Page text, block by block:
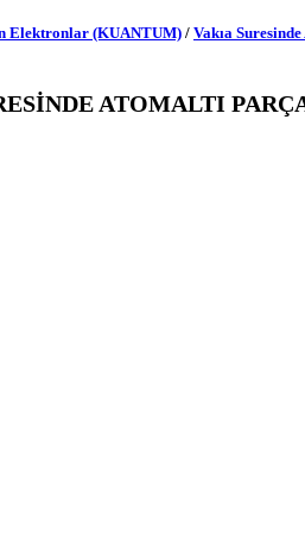
Elektronlar (KUANTUM) / Vakıa
ATOMALTI